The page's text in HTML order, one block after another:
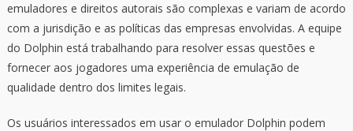
emuladores e direitos autorais são complexas e variam de acordo
com a jurisdição e as políticas das empresas envolvidas. A equipe
do Dolphin está trabalhando para resolver essas questões e
fornecer aos jogadores uma experiência de emulação de
qualidade dentro dos limites legais.
Os usuários interessados em usar o emulador Dolphin podem